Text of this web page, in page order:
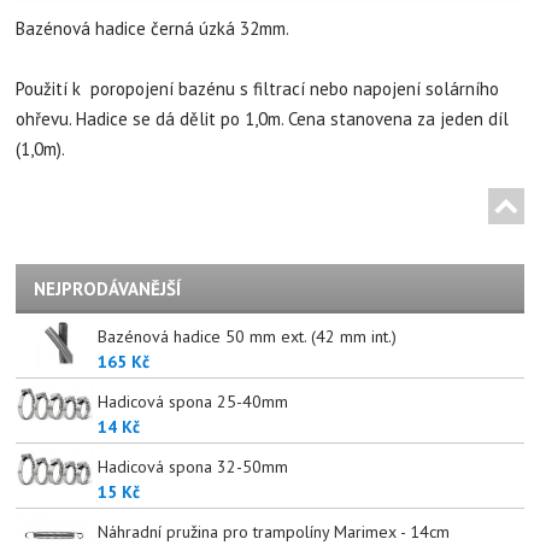
Bazénová hadice černá úzká 32mm.
Použití k poropojení bazénu s filtrací nebo napojení solárního
ohřevu. Hadice se dá dělit po 1,0m. Cena stanovena za jeden díl
(1,0m).
NEJPRODÁVANĚJŠÍ
Bazénová hadice 50 mm ext. (42 mm int.)
165 Kč
Hadicová spona 25-40mm
14 Kč
Hadicová spona 32-50mm
15 Kč
Náhradní pružina pro trampolíny Marimex - 14cm